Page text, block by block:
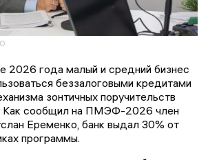
2026 года малый и средний бизнес
беззалоговыми кредитами
зонтичных поручительств
Как сообщил на ПМЭФ-2026 член
Еременко, банк выдал 30% от
программы.